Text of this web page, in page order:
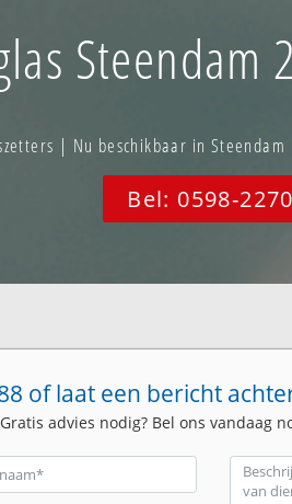
Steendam
| Nu beschikbaar in
Bel: 0598-
of laat een bericht
advies nodig? Bel ons vandaag